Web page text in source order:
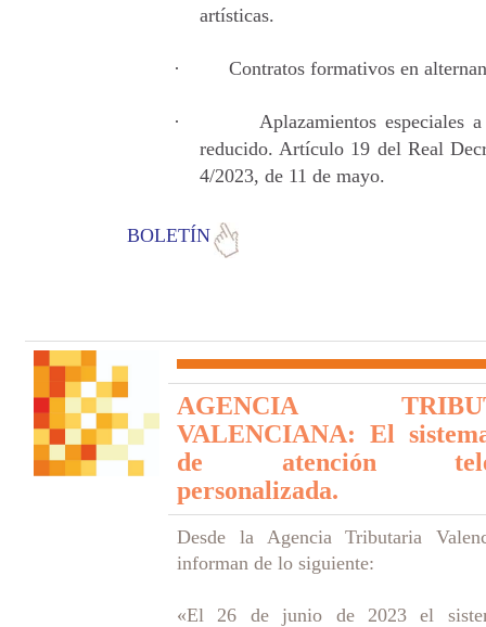
artísticas.
· Contratos formativos en
·
Aplazamientos especiales
reducido. Artículo 19 del Real
4/2023, de 11 de mayo.
BOLETÍN
AGENCIA
VALENCIANA: El
de atención
personalizada.
Desde la Agencia Tributaria
informan de lo siguiente:
«El 26 de junio de 2023 el